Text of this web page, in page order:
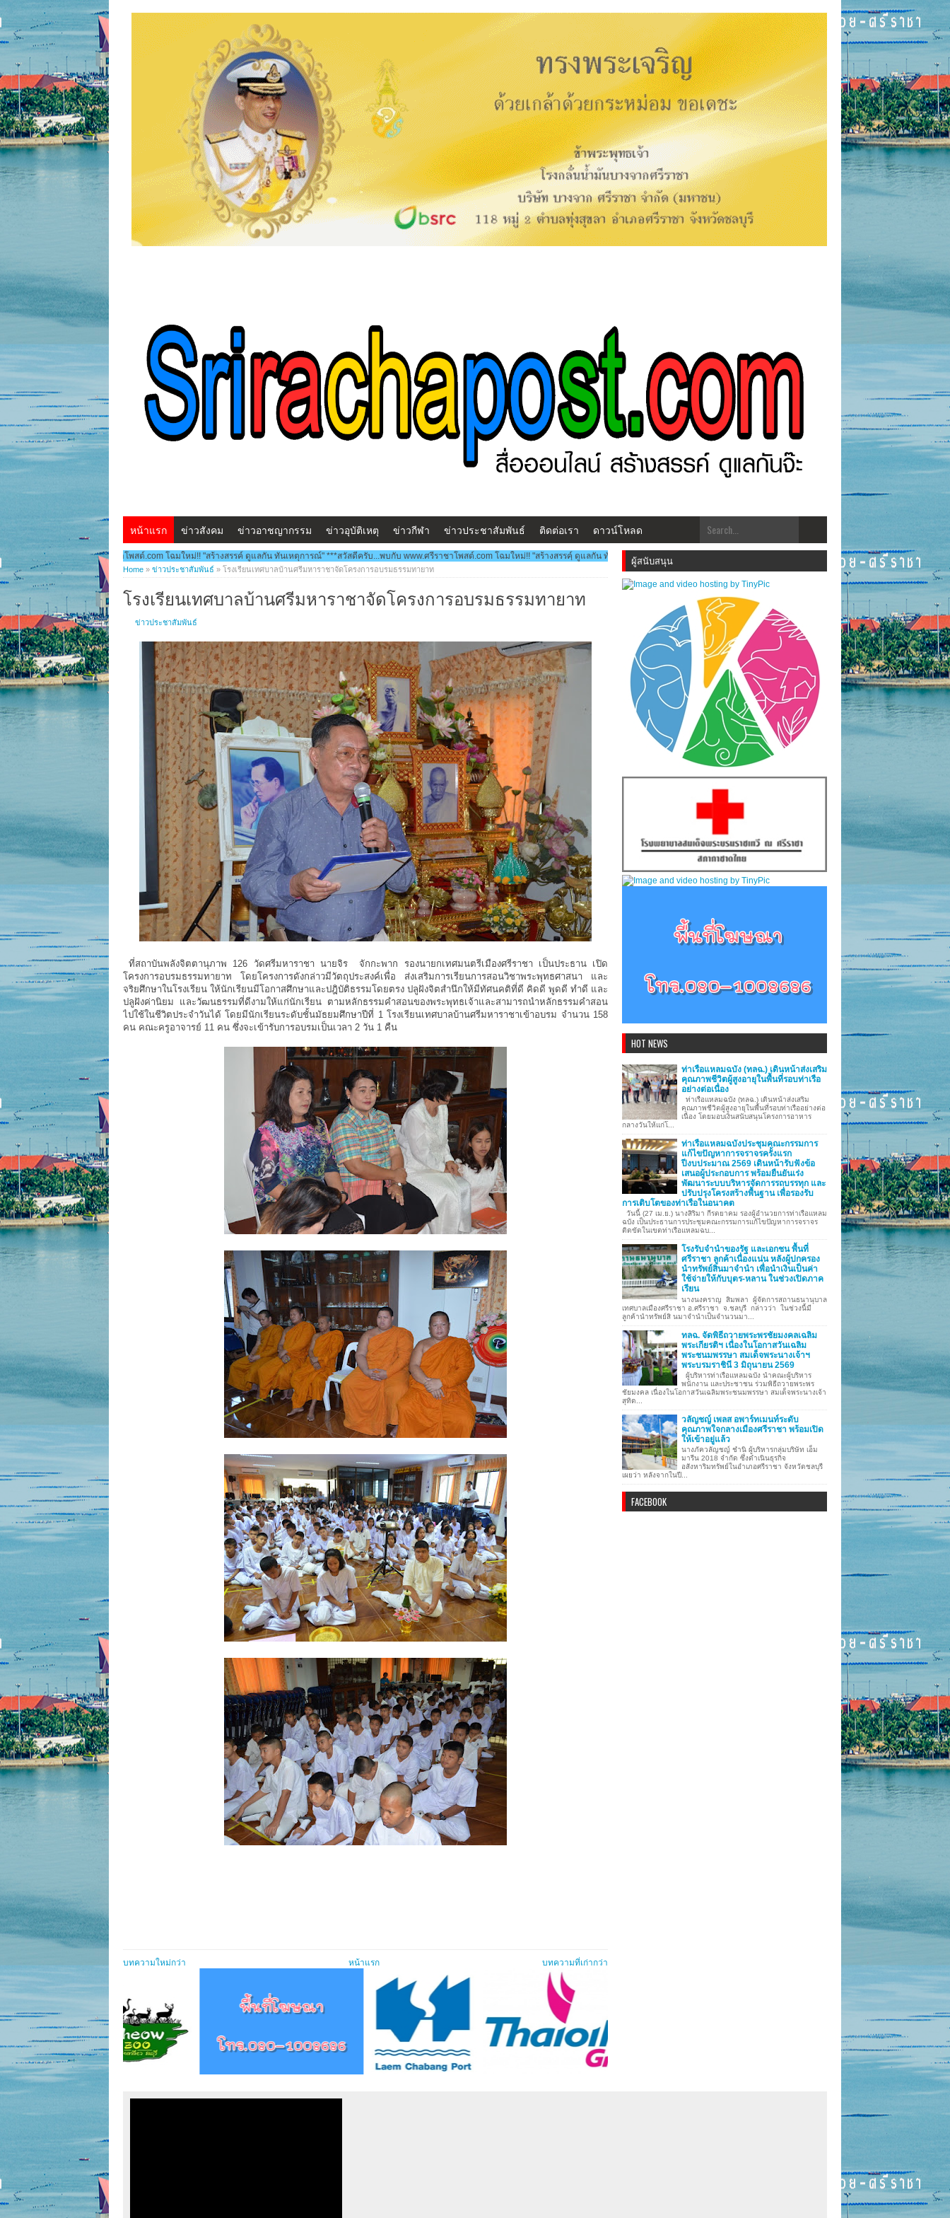
หน้าแรก ข่าวสังคม ข่าวอาชญากรรม ข่าวอุบัติเหตุ ข่าวกีฬา ข่าวประชาสัมพันธ์ ติดต่อเรา ดาวน์โหลด
www.ศรีราชาโพสต์.com โฉมใหม่!! "สร้างสรรค์ ดูแลกัน ทันเหตุการณ์" ***สวัสดีครับ...พบกับ www.ศรีราชาโพสต์.com โฉมใหม่!! "สร้างสรรคฺ์ ดูแลกัน ทันเหตุการณ์" ***ประชาสัมพันธ์ข่าวสารส่งมาได้ที่ kk.udomsuk@gmail.com
Home » ข่าวประชาสัมพันธ์ » โรงเรียนเทศบาลบ้านศรีมหาราชาจัดโครงการอบรมธรรมทายาท
โรงเรียนเทศบาลบ้านศรีมหาราชาจัดโครงการอบรมธรรมทายาท
ข่าวประชาสัมพันธ์
ที่สถาบันพลังจิตตานุภาพ 126 วัดศรีมหาราชา นายจิร จักกะพาก รองนายกเทศมนตรีเมืองศรีราชา เป็นประธาน เปิด
โครงการอบรมธรรมทายาท โดยโครงการดังกล่าวมีวัตถุประสงค์เพื่อ ส่งเสริมการเรียนการสอนวิชาพระพุทธศาสนา และ
จริยศึกษาในโรงเรียน ให้นักเรียนมีโอกาสศึกษาและปฎิบัติธรรมโดยตรง ปลูฝังจิตสำนึกให้มีทัศนคติที่ดี คิดดี พูดดี ทำดี และ
ปลูฝังค่านิยม และวัฒนธรรมที่ดีงามให้แก่นักเรียน ตามหลักธรรมคำสอนของพระพุทธเจ้าและสามารถนำหลักธรรมคำสอน
ไปใช้ในชีวิตประจำวันได้ โดยมีนักเรียนระดับชั้นมัธยมศึกษาปีที่ 1 โรงเรียนเทศบาลบ้านศรีมหาราชาเข้าอบรม จำนวน 158
คน คณะครูอาจารย์ 11 คน ซึ่งจะเข้ารับการอบรมเป็นเวลา 2 วัน 1 คืน
บทความใหม่กว่า บทความที่เก่ากว่า
หน้าแรก
ผู้สนับสนุน
HOT NEWS
ท่าเรือแหลมฉบัง (ทลฉ.) เดินหน้าส่งเสริม
คุณภาพชีวิตผู้สูงอายุในพื้นที่รอบท่าเรือ
อย่างต่อเนื่อง
ท่าเรือแหลมฉบัง (ทลฉ.) เดินหน้าส่งเสริม
คุณภาพชีวิตผู้สูงอายุในพื้นที่รอบท่าเรืออย่างต่อ
เนื่อง โดยมอบเงินสนับสนุนโครงการอาหาร
กลางวันให้แก่โ...
ท่าเรือแหลมฉบังประชุมคณะกรรมการ
แก้ไขปัญหาการจราจรครั้งแรก
ปีงบประมาณ 2569 เดินหน้ารับฟังข้อ
เสนอผู้ประกอบการ พร้อมยืนยันเร่ง
พัฒนาระบบบริหารจัดการรถบรรทุก และ
ปรับปรุงโครงสร้างพื้นฐาน เพื่อรองรับ
การเติบโตของท่าเรือในอนาคต
วันนี้ (27 เม.ย.) นางสิริมา กีรตยาคม รองผู้อำนวยการท่าเรือแหลม
ฉบัง เป็นประธานการประชุมคณะกรรมการแก้ไขปัญหาการจราจร
ติดขัดในเขตท่าเรือแหลมฉบ...
โรงรับจำนำของรัฐ และเอกชน พื้นที่
ศรีราชา ลูกค้าเนื่องแน่น หลังผู้ปกครอง
นำทรัพย์สินมาจำนำ เพื่อนำเงินเป็นค่า
ใช้จ่ายให้กับบุตร-หลาน ในช่วงเปิดภาค
เรียน
นางนงคราญ สิมพลา ผู้จัดการสถานธนานุบาล
เทศบาลเมืองศรีราชา อ.ศรีราชา จ.ชลบุรี กล่าวว่า ในช่วงนี้มี
ลูกค้านำทรัพย์สิ นมาจำนำเป็นจำนวนมา...
ทลฉ. จัดพิธีถวายพระพรชัยมงคลเฉลิม
พระเกียรติฯ เนื่องในโอกาสวันเฉลิม
พระชนมพรรษา สมเด็จพระนางเจ้าฯ
พระบรมราชินี 3 มิถุนายน 2569
ผู้บริหารท่าเรือแหลมฉบัง นำคณะผู้บริหาร
พนักงาน และประชาชน ร่วมพิธีถวายพระพร
ชัยมงคล เนื่องในโอกาสวันเฉลิมพระชนมพรรษา สมเด็จพระนางเจ้า
สุทิด...
วลัญชญ์ เพลส อพาร์ทเมนท์ระดับ
คุณภาพใจกลางเมืองศรีราชา พร้อมเปิด
ให้เข้าอยู่แล้ว
นางภัควลัญชญ์ ชำนิ ผู้บริหารกลุ่มบริษัท เอ็ม
มารีน 2018 จำกัด ซึ่งดำเนินธุรกิจ
อสังหาริมทรัพย์ในอำเภอศรีราชา จังหวัดชลบุรี
เผยว่า หลังจากในปี...
FACEBOOK